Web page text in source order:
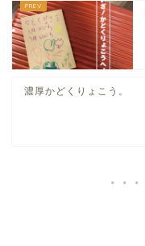
濃厚かどくりょこう。